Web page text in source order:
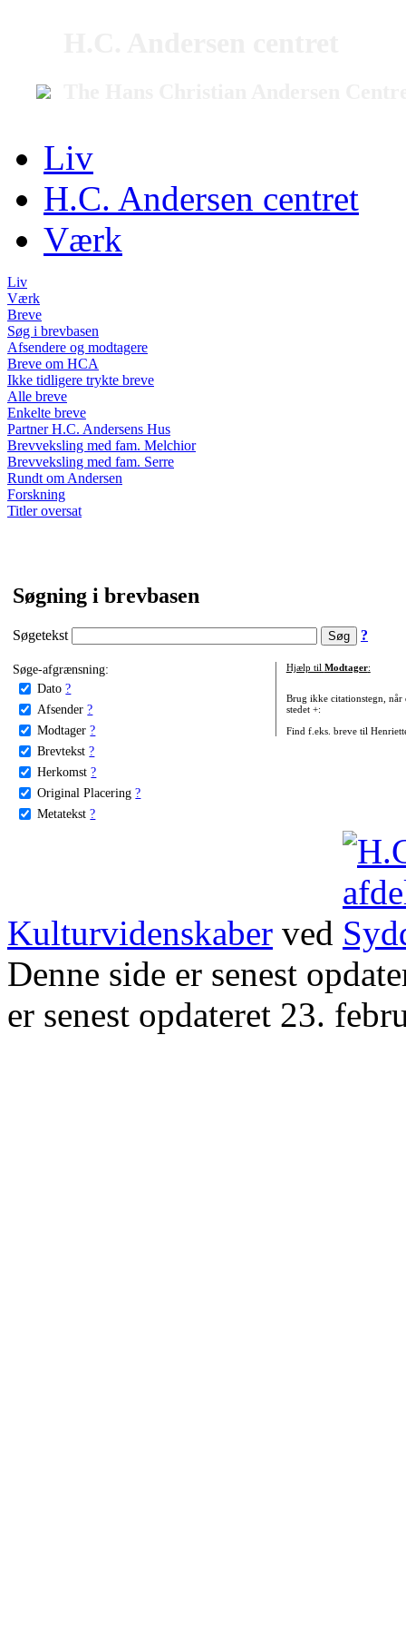
Liv
H.C. Andersen centret
Værk
Liv
Værk
Breve
Søg i brevbasen
Afsendere og modtagere
Breve om HCA
Ikke tidligere trykte breve
Alle breve
Enkelte breve
Partner H.C. Andersens Hus
Brevveksling med fam. Melchior
Brevveksling med fam. Serre
Rundt om Andersen
Forskning
Titler oversat
Søgning i brevbasen
Søgetekst ?
Søge-afgrænsning:
Dato ?
Afsender ?
Modtager ?
Brevtekst ?
Herkomst ?
Original Placering ?
Metatekst ?
Hjælp til Modtager:
Brug ikke citationstegn, når
stedet +:
Find f.eks. breve til
Kulturvidenskaber ved
Denne side er senest
er senest opdateret 23.